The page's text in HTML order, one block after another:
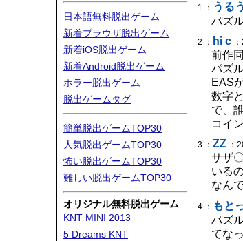
日本語無料脱出ゲーム
新着ブラウザ脱出ゲーム
新着iOS脱出ゲーム
新着Android脱出ゲーム
ホラー脱出ゲーム
脱出ゲームタグ
簡単脱出ゲームTOP30
人気脱出ゲームTOP30
怖い脱出ゲームTOP30
難しい脱出ゲームTOP30
オリジナル無料脱出ゲーム
KNT MINI 2013
5 Dreams KNT
1 ： うる
パズ
2 ： hi c
前作
パズ
EAS
数字
で、
コイ
3 ： ZZ ：
サザ
いる
なん
4 ： もと
パズ
てな